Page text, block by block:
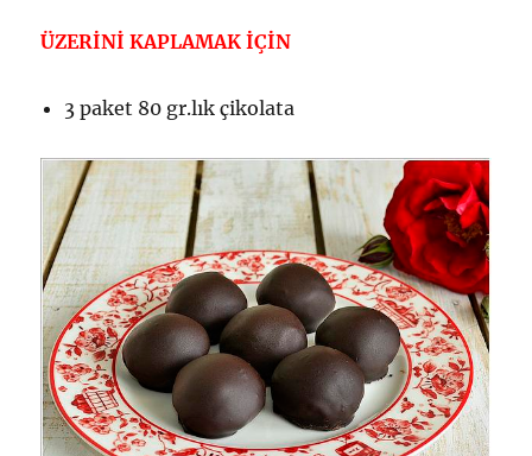
ÜZERİNİ KAPLAMAK İÇİN
3 paket 80 gr.lık çikolata